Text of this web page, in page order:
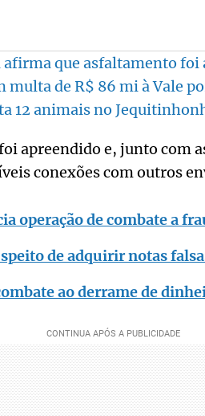
que asfaltamento foi
de R$ 86 mi à Vale
12 animais no
apreendido e, junto com
conexões com outros
operação de combate a
de adquirir notas
ao derrame de